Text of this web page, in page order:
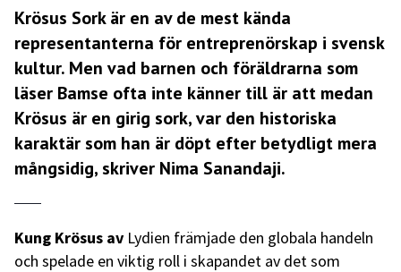
Krösus Sork är en av de mest kända
representanterna för entreprenörskap i svensk
kultur. Men vad barnen och föräldrarna som
läser Bamse ofta inte känner till är att medan
Krösus är en girig sork, var den historiska
karaktär som han är döpt efter betydligt mera
mångsidig, skriver Nima Sanandaji.
Kung Krösus av Lydien främjade den globala handeln
och spelade en viktig roll i skapandet av det som